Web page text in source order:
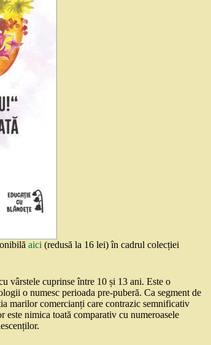
aici (redusă la 16 lei) în cadrul colecției
vârstele cuprinse între 10 și 13 ani. Este o
o numesc perioada pre-puberă. Ca segment de
marilor comercianți care contrazic semnificativ
nimica toată comparativ cu numeroasele